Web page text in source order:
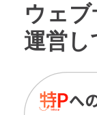
ウェ
運営